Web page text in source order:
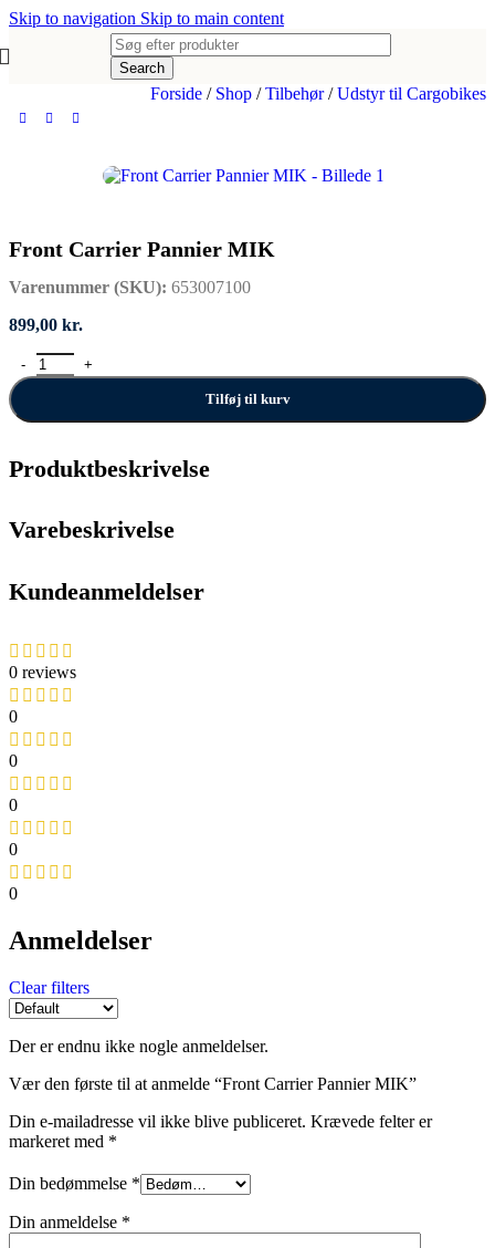
Skip to navigation Skip to main content
Search
Forside / Shop / Tilbehør/ Udstyr til Cargobikes
Front Carrier Pannier MIK
Varenummer (SKU): 653007100
899,00 kr.
Front Carrier Pannier MIK antal
Tilføj til kurv
Produktbeskrivelse
Varebeskrivelse
Kundeanmeldelser
0 reviews
0
0
0
0
0
Anmeldelser
Clear filters
Der er endnu ikke nogle anmeldelser.
Vær den første til at anmelde “Front Carrier Pannier MIK”
Din e-mailadresse vil ikke blive publiceret. Krævede felter er
markeret med *
Din bedømmelse *
Din anmeldelse *